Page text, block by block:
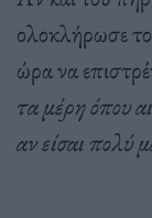
ολοκλήρωσε
ώρα να
τα μέρη όπου
αν είσαι πολύ